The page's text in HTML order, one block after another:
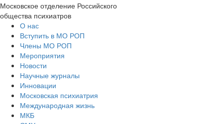
Московское отделение Российского
общества психиатров
О нас
Вступить в МО РОП
Члены МО РОП
Мероприятия
Новости
Научные журналы
Инновации
Московская психиатрия
Международная жизнь
МКБ